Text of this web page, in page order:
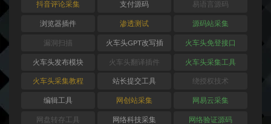
抖音评论采集 支付源码 易语言源码
浏览器插件 渗透测试 源码站采集
漏洞扫描 火车头GPT改写插
件
火车头免登接口
火车头发布模块 火车头翻译插件 火车头采集工具
火车头采集教程 站长提交工具 绕授权技术
编辑工具 网创站采集 网易云采集
网盘转存工具 网络科技采集 网络验证源码